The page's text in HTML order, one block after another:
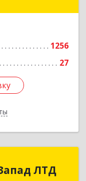
1256
27
ЛТД